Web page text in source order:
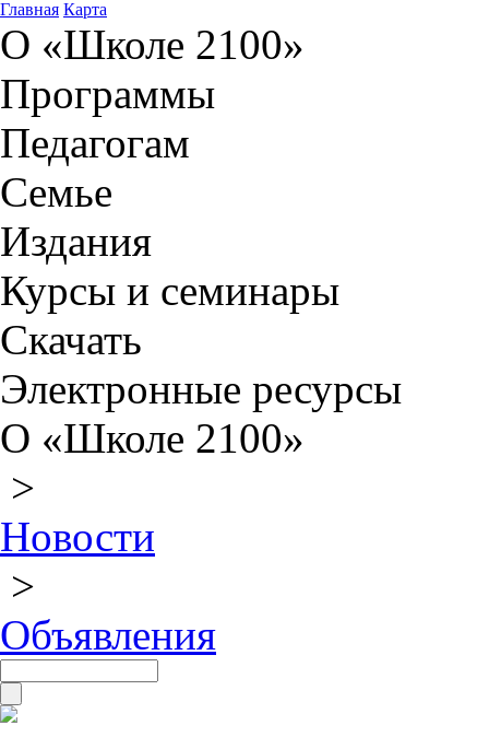
Главная Карта
О «Школе 2100»
Программы
Педагогам
Семье
Издания
Курсы и семинары
Скачать
Электронные ресурсы
О «Школе 2100»
>
Новости
>
Объявления